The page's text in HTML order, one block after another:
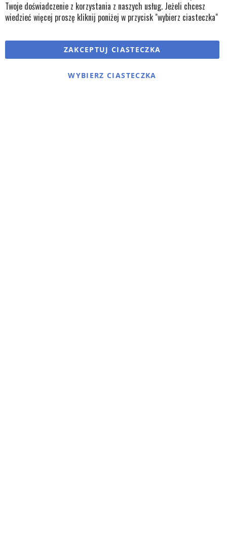
Twoje doświadczenie z korzystania z naszych usług. Jeżeli chcesz
wiedzieć więcej proszę kliknij poniżej w przycisk "wybierz ciasteczka"
ZAKCEPTUJ CIASTECZKA
WYBIERZ CIASTECZKA